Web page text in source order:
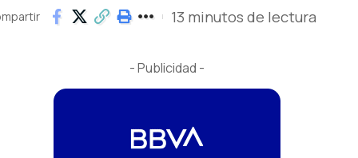
13 minutos de lectura
- Publicidad -